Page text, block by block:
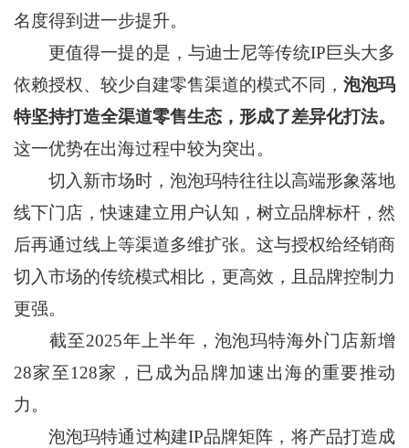
名度得到进一步提升。
更值得一提的是，与迪士尼等传统IP巨头大多
依赖授权、较少自建零售渠道的模式不同，泡泡玛
特坚持打造全渠道零售生态，形成了差异化打法。
这一优势在出海过程中较为突出。
切入新市场时，泡泡玛特往往以高端形象落地
线下门店，快速建立用户认知，树立品牌标杆，然
后再通过线上等渠道多维扩张。这与授权给经销商
切入市场的传统模式相比，更高效，且品牌控制力
更强。
截至2025年上半年，泡泡玛特海外门店新增
28家至128家，已成为品牌加速出海的重要推动
力。
泡泡玛特通过构建IP品牌矩阵，将产品打造成